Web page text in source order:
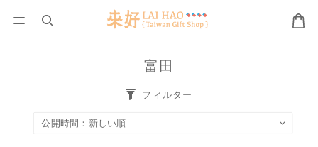
富田
フィルター